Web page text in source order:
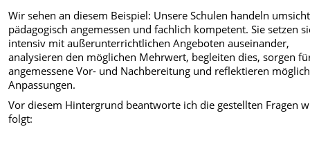
Wir sehen an diesem Beispiel: Unsere Schulen handeln
pädagogisch angemessen und fachlich kompetent. Sie setzen
intensiv mit außerunterrichtlichen Angeboten auseinander,
analysieren den möglichen Mehrwert, begleiten dies, sorgen
angemessene Vor- und Nachbereitung und reflektieren
Anpassungen.
Vor diesem Hintergrund beantworte ich die gestellten Fragen
folgt: